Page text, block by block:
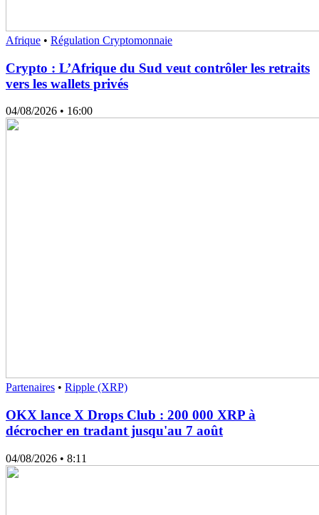
Afrique • Régulation Cryptomonnaie
Crypto : L’Afrique du Sud veut contrôler les retraits
vers les wallets privés
04/08/2026 • 16:00
Partenaires • Ripple (XRP)
OKX lance X Drops Club : 200 000 XRP à
décrocher en tradant jusqu'au 7 août
04/08/2026 • 8:11